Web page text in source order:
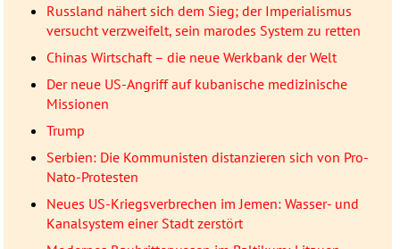
Russland nähert sich dem Sieg; der Imperialismus
versucht verzweifelt, sein marodes System zu retten
Chinas Wirtschaft – die neue Werkbank der Welt
Der neue US-Angriff auf kubanische medizinische
Missionen
Trump
Serbien: Die Kommunisten distanzieren sich von Pro-
Nato-Protesten
Neues US-Kriegsverbrechen im Jemen: Wasser- und
Kanalsystem einer Stadt zerstört